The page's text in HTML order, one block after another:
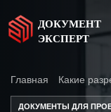
ДОКУМЕНТ
ЭКСПЕРТ
Главная Какие
ДОКУМЕНТЫ ДЛЯ